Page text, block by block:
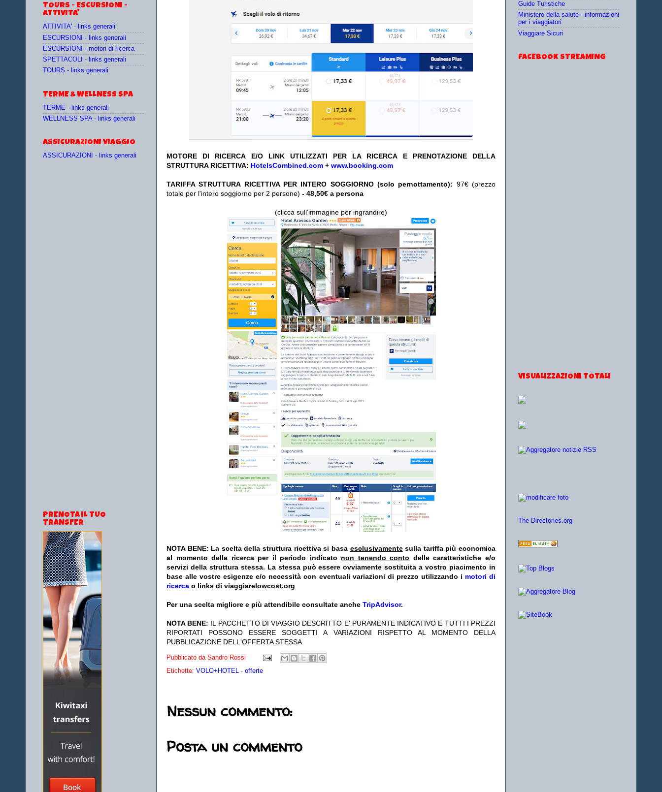
MOTORE DI RICERCA E/O LINK UTILIZZATI PER LA RICERCA E PRENOTAZIONE DELLA
STRUTTURA RICETTIVA: HotelsCombined.com + www.booking.com
TARIFFA STRUTTURA RICETTIVA PER INTERO SOGGIORNO (solo pernottamento): 97€ (prezzo
totale per l'intero soggiorno per 2 persone) - 48,50€ a persona
(clicca sull'immagine per ingrandire)
NOTA BENE: La scelta della struttura ricettiva si basa esclusivamentesulla tariffa più economica
al momento della ricerca per il periodo indicato non tenendo conto delle caratteristiche e/o
servizi della struttura stessa. La stessa può essere ovviamente sostituita a vostro piacimento in
base alle vostre esigenze e/o necessità con eventuali variazioni di prezzo utilizzando i motori di
ricerca o links di viaggiarelowcost.org
Per una scelta migliore e più attendibile consultate anche TripAdvisor.
NOTA BENE: IL PACCHETTO DI VIAGGIO DESCRITTO E' PURAMENTE INDICATIVO E TUTTI I PREZZI
RIPORTATI POSSONO ESSERE SOGGETTI A VARIAZIONI RISPETTO AL MOMENTO DELLA
PUBBLICAZIONE DELL'OFFERTA STESSA.
Pubblicato da Sandro Rossi
Etichette: VOLO+HOTEL - offerte
Nessun commento:
Posta un commento
TOURS - ESCURSIONI -
ATTIVITA'
ATTIVITA' - links generali
ESCURSIONI - links generali
ESCURSIONI - motori di ricerca
SPETTACOLI - links generali
TOURS - links generali
TERME & WELLNESS SPA
TERME - links generali
WELLNESS SPA - links generali
ASSICURAZIONI VIAGGIO
ASSICURAZIONI - links generali
PRENOTA IL TUO
TRANSFER
Guide Turistiche
Ministero della salute - informazioni
per i viaggiatori
Viaggiare Sicuri
FACEBOOK STREAMING
VISUALIZZAZIONI TOTALI
The Directories.org